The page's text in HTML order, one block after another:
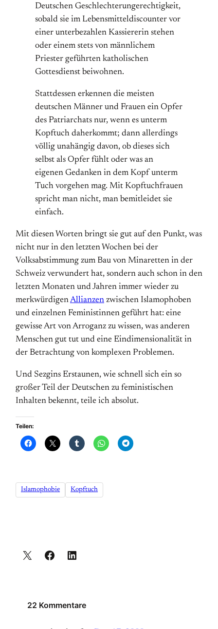
Deutschen Geschlechterungerechtigkeit,
sobald sie im Lebensmitteldiscounter vor
einer unterbezahlen Kassiererin stehen
oder einem stets von männlichem
Priester geführten katholischen
Gottesdienst beiwohnen.
Stattdessen erkennen die meisten
deutschen Männer und Frauen ein Opfer
des Patriarchats nur, wenn es unterm
Kopftuch daherkommt; dann allerdings
völlig unahängig davon, ob dieses sich
selbst als Opfer fühlt oder was an
eigenen Gedanken in dem Kopf unterm
Tuch vorgehen mag. Mit Kopftuchfrauen
spricht man nicht, man bemitleidet sie
einfach.
Mit diesen Worten bringt sie gut auf den Punkt, was
nicht nur in den letzten Wochen bei der
Volksabstimmung zum Bau von Minaretten in der
Schweiz verwundert hat, sondern auch schon in den
letzten Monaten und Jahren immer wieder zu
merkwürdigenAllianzen zwischen Islamophoben
und einzelnen Feministinnen geführt hat: eine
gewisse Art von Arroganz zu wissen, was anderen
Menschen gut tut und eine Eindimensionalität in
der Betrachtung von komplexen Problemen.
Und Sezgins Erstaunen, wie schnell sich ein so
großer Teil der Deutschen zu feministischen
Inhalten bekennt, teile ich absolut.
Teilen:
Islamophobie Kopftuch
22 Kommentare